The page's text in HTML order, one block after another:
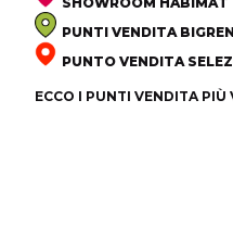
PUNTI VENDITA
PUNTO VENDITA
ECCO I PUNTI VENDITA PIÙ